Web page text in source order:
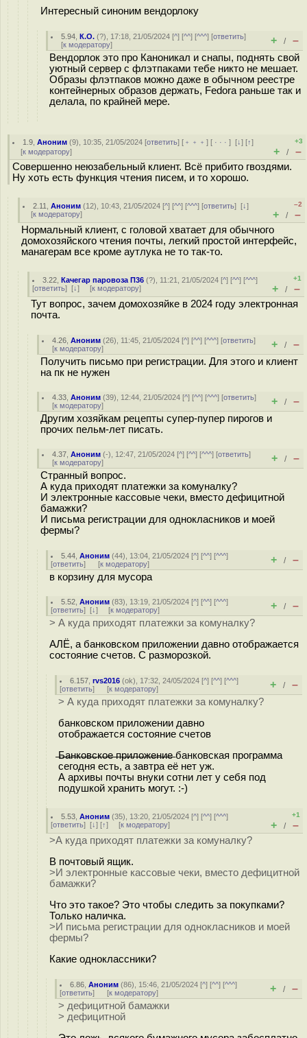
Интересный синоним вендорлоку
5.94 ,К.О. (?), 17:18, 21/05/2024 [^] [^^] [^^^] [ответить]
[к модератору] + / –
Вендорлок это про Каноникал и снапы, поднять свой
уютный сервер с флэтпаками тебе никто не мешает.
Образы флэтпаков можно даже в обычном реестре
контейнерных образов держать, Fedora раньше так и
делала, по крайней мере.
1.9 ,Аноним (9), 10:35, 21/05/2024 [ответить] [ ﹢﹢﹢] [ · · ·][↓] [↑]
[к модератору]
+3
+ / –
Совершенно неюзабельный клиент. Всё прибито гвоздями.
Ну хоть есть функция чтения писем, и то хорошо.
2.11 ,Аноним (12), 10:43, 21/05/2024 [^] [^^] [^^^] [ответить][↓]
[к модератору]
–2
+ / –
Нормальный клиент, с головой хватает для обычного
домохозяйского чтения почты, легкий простой интерфейс,
манагерам все кроме аутлука не то так-то.
3.22 ,Качегар паровоза П36 (?), 11:21, 21/05/2024 [^] [^^] [^^^]
[ответить] [↓] [к модератору]
+1
+ / –
Тут вопрос, зачем домохозяйке в 2024 году электронная
почта.
4.26 ,Аноним (26), 11:45, 21/05/2024 [^] [^^] [^^^] [ответить]
[к модератору] + / –
Получить письмо при регистрации. Для этого и клиент
на пк не нужен
4.33 ,Аноним (39), 12:44, 21/05/2024 [^] [^^] [^^^] [ответить]
[к модератору] + / –
Другим хозяйкам рецепты супер-пупер пирогов и
прочих пельм-лет писать.
4.37 ,Аноним (-), 12:47, 21/05/2024 [^] [^^] [^^^] [ответить]
[к модератору] + / –
Странный вопрос.
А куда приходят платежки за комуналку?
И электронные кассовые чеки, вместо дефицитной
бамажки?
И письма регистрации для однокласников и моей
фермы?
5.44 ,Аноним (44), 13:04, 21/05/2024 [^] [^^] [^^^]
[ответить] [к модератору] + / –
в корзину для мусора
5.52 ,Аноним (83), 13:19, 21/05/2024 [^] [^^] [^^^]
[ответить] [↓] [к модератору] + / –
> А куда приходят платежки за комуналку?
АЛЁ, а банковском приложении давно отображается
состояние счетов. С разморозкой.
6.157 ,rvs2016 (ok), 17:32, 24/05/2024 [^] [^^] [^^^]
[ответить] [к модератору] + / –
> А куда приходят платежки за комуналку?
банковском приложении давно
отображается состояние счетов
̶Б̶а̶н̶к̶о̶в̶с̶к̶о̶е̶ ̶п̶р̶и̶л̶о̶ж̶е̶н̶и̶е̶ банковская программа
сегодня есть, а завтра её нет уж.
А архивы почты внуки сотни лет у себя под
подушкой хранить могут. :-)
5.53 ,Аноним (35), 13:20, 21/05/2024 [^] [^^] [^^^]
[ответить] [↓] [↑] [к модератору]
+1
+ / –
>А куда приходят платежки за комуналку?
В почтовый ящик.
>И электронные кассовые чеки, вместо дефицитной
бамажки?
Что это такое? Это чтобы следить за покупками?
Только наличка.
>И письма регистрации для однокласников и моей
фермы?
Какие одноклассники?
6.86 ,Аноним (86), 15:46, 21/05/2024 [^] [^^] [^^^]
[ответить] [к модератору] + / –
> дефицитной бамажки
> дефицитной